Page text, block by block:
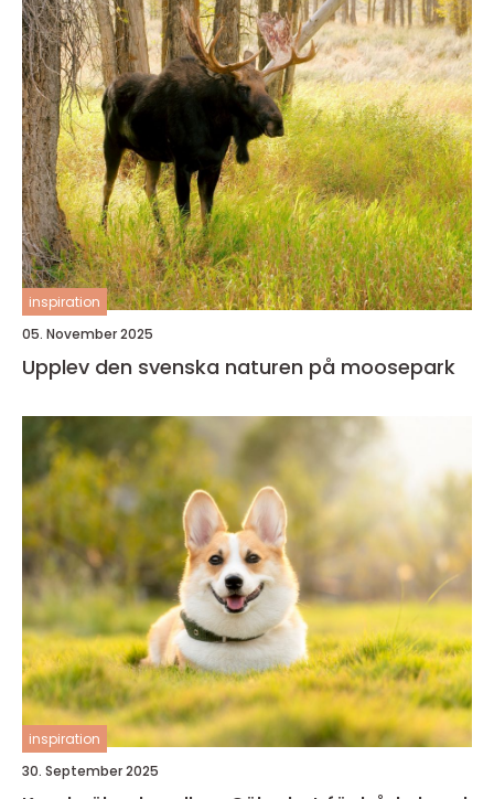
inspiration
05. November 2025
Upplev den svenska naturen på moosepark
inspiration
30. September 2025